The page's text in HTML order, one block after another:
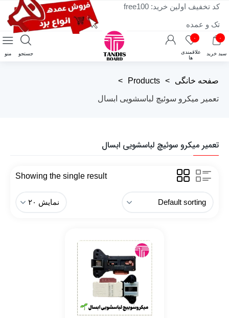
کد تخفیف اولین خرید: free100
تک و عمده
۰
سبد خرید
۰
علاقمندی
ها
منو جستجو
صفحه خانگی >
Products
>
تعمیر میکرو سوئیچ لباسشویی ابسال
تعمیر میکرو سوئیچ لباسشویی ابسال
Showing the single result